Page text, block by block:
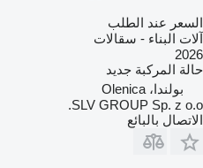
السعر عند الطلب
آلات البناء - سقالات
2026
حالة المركبة جديد
بولندا، Olenica
SLV GROUP Sp. z o.o.
الاتصال بالبائع